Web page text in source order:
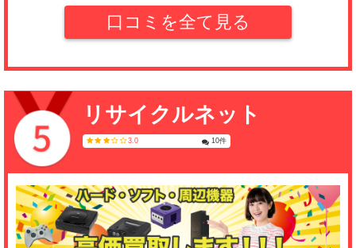
(0.5)
LPレコードを50枚程買取って貰いました、買取
来るとの事ですか、確認項目が見当たらず、毎
回メールで遣り取りしているが！分かり易い返
答が返って来ません！田舎の業者に頼んだのが
間違えでした！
みかづき
(0.5)
口コミを全て見る
リサイクルネット
3.0 10件